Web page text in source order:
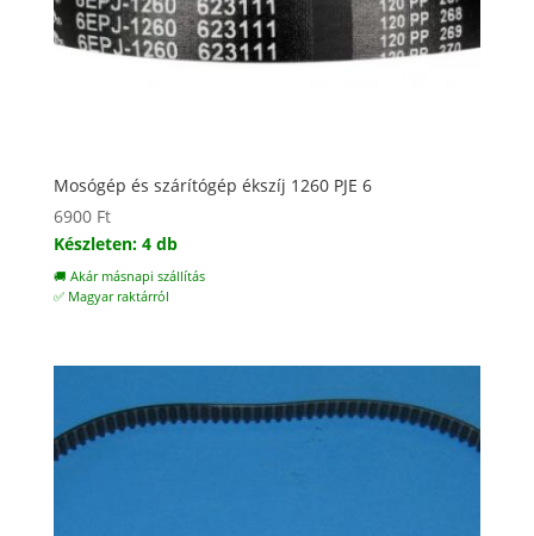
Mosógép és szárítógép ékszíj 1260 PJE 6
6900 Ft
Készleten: 4 db
🚚 Akár másnapi szállítás
✅ Magyar raktárról